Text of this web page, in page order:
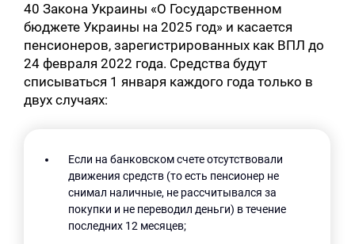
40 Закона Украины «О Государственном
бюджете Украины на 2025 год» и касается
пенсионеров, зарегистрированных как ВПЛ до
24 февраля 2022 года. Средства будут
списываться 1 января каждого года только в
двух случаях:
Если на банковском счете отсутствовали
движения средств (то есть пенсионер не
снимал наличные, не рассчитывался за
покупки и не переводил деньги) в течение
последних 12 месяцев;